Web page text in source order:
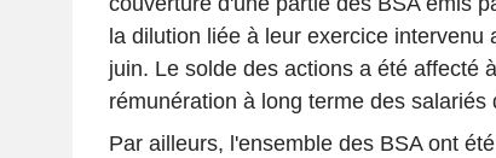
la dilution liée à leur exercice intervenu
juin. Le solde des actions a été affecté
rémunération à long terme des salariés
Par ailleurs, l'ensemble des BSA ont